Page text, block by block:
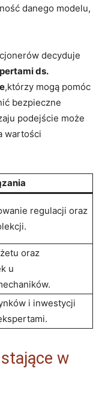
danego modelu,⁢
decyduje
ds.
,którzy mogą pomóc
bezpieczne
podejście może
wartości
regulacji oraz
oraz
u
i inwestycji
w